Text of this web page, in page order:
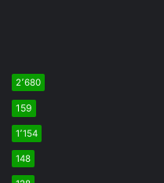
2٬680
159
1٬154
148